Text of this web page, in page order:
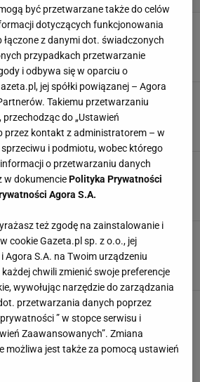
Ten mecz obnażył największą
wicemistrzów Polski. Mają problem
wystarczyło 7 minut, a potem
Niezwykły samobój
Gaweł,25 LIPCA 2026, 19:27
Podolskiego. Tak potraktował
Górnika pobitych w Turcji
24 LIPCA 2026, 16:11
gol w 80. minucie! To może być
w LE
Mańkowski,23 LIPCA 2026, 22:02
mecz Ekstraklasy przełożony!
Gaweł, 22 LIPCA 2026, 18:32
być przetwarzane także do celów
dotyczących funkcjonowania
z danymi dot. świadczonych
przypadkach przetwarzanie
i odbywa się w oparciu o
jej spółki powiązanej – Agora
Takiemu przetwarzaniu
przechodząc do „Ustawień
przez kontakt z administratorem – w
i podmiotu, wobec którego
o przetwarzaniu danych
w dokumenciePolityka Prywatności
Agora S.A.
też zgodę na zainstalowanie i
cookie Gazeta.pl sp. z o.o., jej
Agora S.A. na Twoim urządzeniu
chwili zmienić swoje preferencje
wywołując narzędzie do zarządzania
przetwarzania danych poprzez
” w stopce serwisu i
Zaawansowanych”. Zmiana
możliwa jest także za pomocą ustawień